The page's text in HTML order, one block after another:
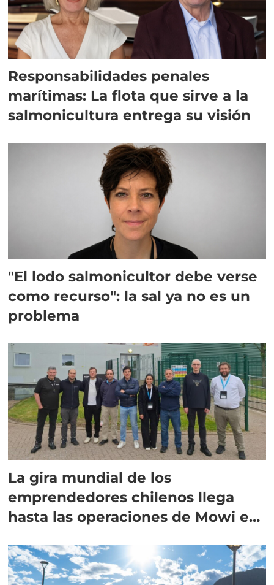
Responsabilidades penales
marítimas: La flota que sirve a la
salmonicultura entrega su visión
"El lodo salmonicultor debe verse
como recurso": la sal ya no es un
problema
La gira mundial de los
emprendedores chilenos llega
hasta las operaciones de Mowi en